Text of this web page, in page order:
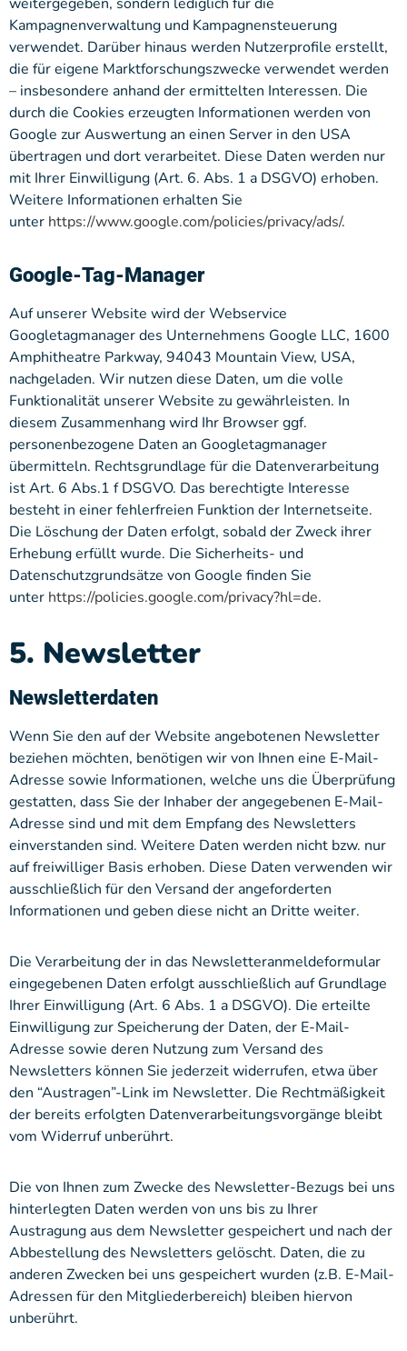
Kampagnenverwaltung und Kampagnensteuerung
verwendet. Darüber hinaus werden Nutzerprofile erstellt,
die für eigene Marktforschungszwecke verwendet werden
– insbesondere anhand der ermittelten Interessen. Die
durch die Cookies erzeugten Informationen werden von
Google zur Auswertung an einen Server in den USA
übertragen und dort verarbeitet. Diese Daten werden nur
mit Ihrer Einwilligung (Art. 6. Abs. 1 a DSGVO) erhoben.
Weitere Informationen erhalten Sie
unter https://www.google.com/policies/privacy/ads/.
Google-Tag-Manager
Auf unserer Website wird der Webservice
Googletagmanager des Unternehmens Google LLC, 1600
Amphitheatre Parkway, 94043 Mountain View, USA,
nachgeladen. Wir nutzen diese Daten, um die volle
Funktionalität unserer Website zu gewährleisten. In
diesem Zusammenhang wird Ihr Browser ggf.
personenbezogene Daten an Googletagmanager
übermitteln. Rechtsgrundlage für die Datenverarbeitung
ist Art. 6 Abs.1 f DSGVO. Das berechtigte Interesse
besteht in einer fehlerfreien Funktion der Internetseite.
Die Löschung der Daten erfolgt, sobald der Zweck ihrer
Erhebung erfüllt wurde. Die Sicherheits- und
Datenschutzgrundsätze von Google finden Sie
unter https://policies.google.com/privacy?hl=de.
5. Newsletter
Newsletterdaten
Wenn Sie den auf der Website angebotenen Newsletter
beziehen möchten, benötigen wir von Ihnen eine E-Mail-
Adresse sowie Informationen, welche uns die Überprüfung
gestatten, dass Sie der Inhaber der angegebenen E-Mail-
Adresse sind und mit dem Empfang des Newsletters
einverstanden sind. Weitere Daten werden nicht bzw. nur
auf freiwilliger Basis erhoben. Diese Daten verwenden wir
ausschließlich für den Versand der angeforderten
Informationen und geben diese nicht an Dritte weiter.
Die Verarbeitung der in das Newsletteranmeldeformular
eingegebenen Daten erfolgt ausschließlich auf Grundlage
Ihrer Einwilligung (Art. 6 Abs. 1 a DSGVO). Die erteilte
Einwilligung zur Speicherung der Daten, der E-Mail-
Adresse sowie deren Nutzung zum Versand des
Newsletters können Sie jederzeit widerrufen, etwa über
den “Austragen”-Link im Newsletter. Die Rechtmäßigkeit
der bereits erfolgten Datenverarbeitungsvorgänge bleibt
vom Widerruf unberührt.
Die von Ihnen zum Zwecke des Newsletter-Bezugs bei uns
hinterlegten Daten werden von uns bis zu Ihrer
Austragung aus dem Newsletter gespeichert und nach der
Abbestellung des Newsletters gelöscht. Daten, die zu
anderen Zwecken bei uns gespeichert wurden (z.B. E-Mail-
Adressen für den Mitgliederbereich) bleiben hiervon
unberührt.